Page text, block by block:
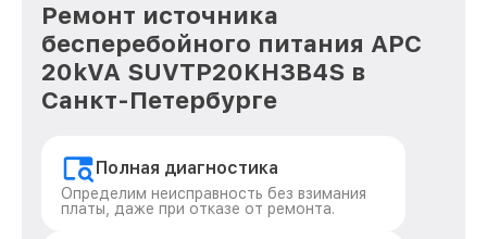
Ремонт источника
бесперебойного питания APC
20kVA SUVTP20KH3B4S в
Санкт-Петербурге
Полная диагностика
Определим неисправность без взимания
платы, даже при отказе от ремонта.